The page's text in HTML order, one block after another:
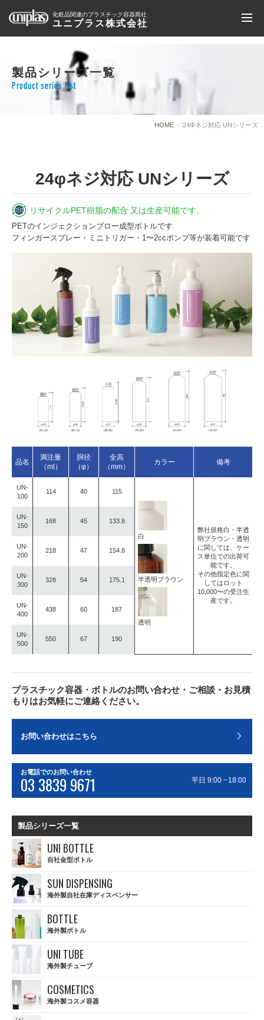
化粧品関連のプラスチック容器商社
ユニプラス株式会社
製品シリーズ一覧
Product series list
HOME 24Φネジ対応 UNシリーズ
24φネジ対応 UNシリーズ
リサイクルPET樹脂の配合 又は生産可能です。
PETのインジェクションブロー成型ボトルです
フィンガースプレー・ミニトリガー・1〜2ccポンプ等が装着可能です
品名
満注量
（ml）
胴径
（φ）
全高
（mm）
カラー 備考
UN-
100
114 40 115
白
半透明ブラウン
透明
弊社規格白・半透
明ブラウン・透明
に関しては、ケー
ス単位での出荷可
能です。
その他指定色に関
してはロット
10,000〜の受注生
産です。
UN-
150
168 45 133.8
UN-
200
218 47 154.8
UN-
300
328 54 175.1
UN-
400
438 60 187
UN-
500
550 67 190
プラスチック容器・ボトルのお問い合わせ・ご相談・お見積
もりはお気軽にご連絡ください。
お問い合わせはこちら
お電話でのお問い合わせ
03 3839 9671 平日 9:00 –18:00
製品シリーズ一覧
UNI BOTTLE
自社金型ボトル
SUN DISPENSING
海外製自社在庫ディスペンサー
BOTTLE
海外製ボトル
UNI TUBE
海外製チューブ
COSMETICS
海外製コスメ容器